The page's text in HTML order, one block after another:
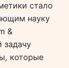
стало
науку
&
задачу
которые